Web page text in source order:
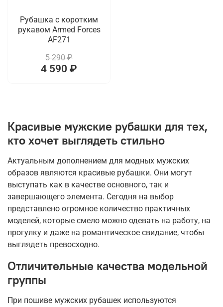
Рубашка с коротким
рукавом Armed Forces
AF271
5 290 ₽
4 590 ₽
Красивые мужские рубашки для тех,
кто хочет выглядеть стильно
Актуальным дополнением для модных мужских
образов являются красивые рубашки. Они могут
выступать как в качестве основного, так и
завершающего элемента. Сегодня на выбор
представлено огромное количество практичных
моделей, которые смело можно одевать на работу, на
прогулку и даже на романтическое свидание, чтобы
выглядеть превосходно.
Отличительные качества модельной
группы
При пошиве мужских рубашек используются